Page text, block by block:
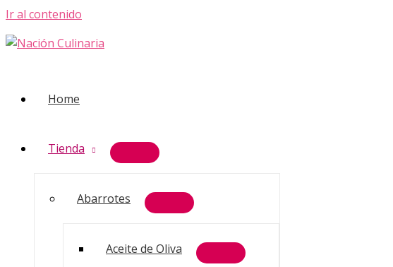
Ir al contenido
Home
Tienda
Abarrotes
Aceite de Oliva